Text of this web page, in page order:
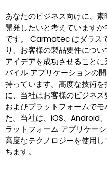
あなたのビジネス向けに、
開発したいと考えています
です。 Carmatec はダラス
り、お客様の製品要件につ
アイデアを成功させること
バイル アプリケーションの
持っています。高度な技術
に、当社はお客様のビジネ
およびプラットフォームで
た。当社は、iOS、Android
ラットフォーム アプリケー
高度なテクノロジーを使用
ちます。